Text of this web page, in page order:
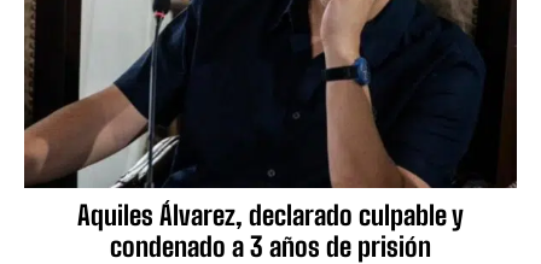
Aquiles Álvarez, declarado culpable y
condenado a 3 años de prisión